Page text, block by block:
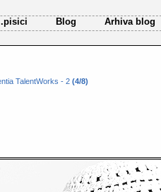
Blog Arhiva blog
TalentWorks - 2 (4/8)